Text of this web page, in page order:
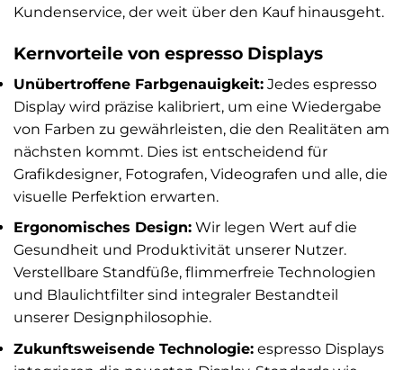
Kundenservice, der weit über den Kauf hinausgeht.
Kernvorteile von espresso Displays
Unübertroffene Farbgenauigkeit: Jedes espresso
Display wird präzise kalibriert, um eine Wiedergabe
von Farben zu gewährleisten, die den Realitäten am
nächsten kommt. Dies ist entscheidend für
Grafikdesigner, Fotografen, Videografen und alle, die
visuelle Perfektion erwarten.
Ergonomisches Design: Wir legen Wert auf die
Gesundheit und Produktivität unserer Nutzer.
Verstellbare Standfüße, flimmerfreie Technologien
und Blaulichtfilter sind integraler Bestandteil
unserer Designphilosophie.
Zukunftsweisende Technologie: espresso Displays